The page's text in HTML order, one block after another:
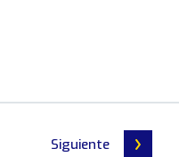
Siguiente